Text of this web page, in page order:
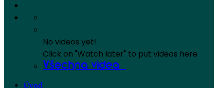
No videos yet!
Click on "Watch later" to put videos here
Všechna videa
Úvod